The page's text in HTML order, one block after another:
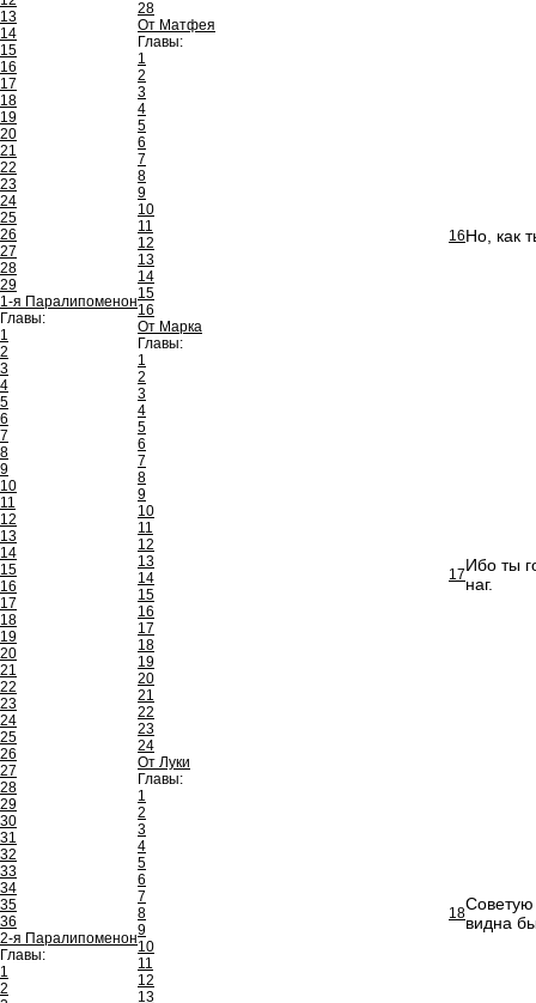
13
14
15
16
17
18
19
20
21
22
23
24
25
26
27
28
29
1-я Паралипоменон
Главы:
1
2
3
4
5
6
7
8
9
10
11
12
13
14
15
16
17
18
19
20
21
22
23
24
25
26
27
28
29
30
31
32
33
34
35
36
2-я Паралипоменон
Главы:
1
2
28
От Матфея
Главы:
1
2
3
4
5
6
7
8
9
10
11
12
13
14
15
16
От Марка
Главы:
1
2
3
4
5
6
7
8
9
10
11
12
13
14
15
16
17
18
19
20
21
22
23
24
От Луки
Главы:
1
2
3
4
5
6
7
8
9
10
11
12
13
16Но, как
17Ибо ты
наг.
18Советую
видна